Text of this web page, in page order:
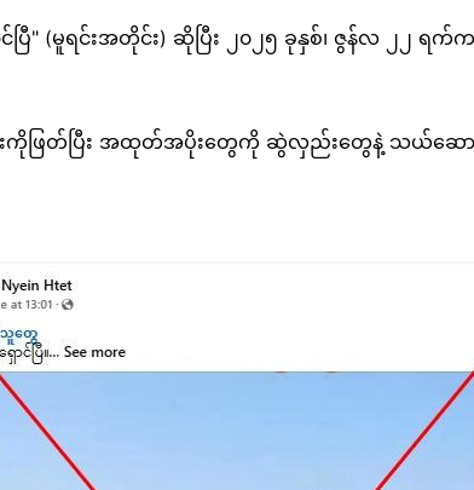
ပြီ" (မူရင်းအတိုင်း) ဆိုပြီး ၂၀၂၅ ခုနှစ်၊ ဇွန်လ ၂၂ ရက်
ြီးကိုဖြတ်ပြီး အထုတ်အပိုးတွေကို ဆွဲလှည်းတွေနဲ့ သယ်ဆေ